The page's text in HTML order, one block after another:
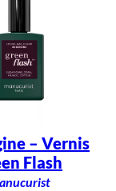
– Vernis
Flash